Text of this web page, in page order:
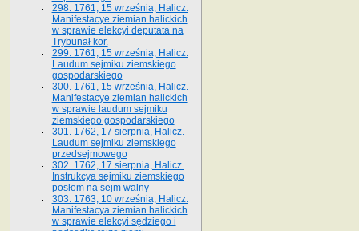
298. 1761, 15 września, Halicz.
Manifestacye ziemian halickich
w sprawie elekcyi deputata na
Trybunał kor.
299. 1761, 15 września, Halicz.
Laudum sejmiku ziemskiego
gospodarskiego
300. 1761, 15 września, Halicz.
Manifestacye ziemian halickich
w sprawie laudum sejmiku
ziemskiego gospodarskiego
301. 1762, 17 sierpnia, Halicz.
Laudum sejmiku ziemskiego
przedsejmowego
302. 1762, 17 sierpnia, Halicz.
Instrukcya sejmiku ziemskiego
posłom na sejm walny
303. 1763, 10 września, Halicz.
Manifestacya ziemian halickich
w sprawie elekcyi sędziego i